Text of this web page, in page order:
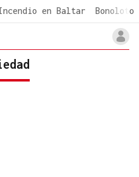
en Baltar Bonoloto